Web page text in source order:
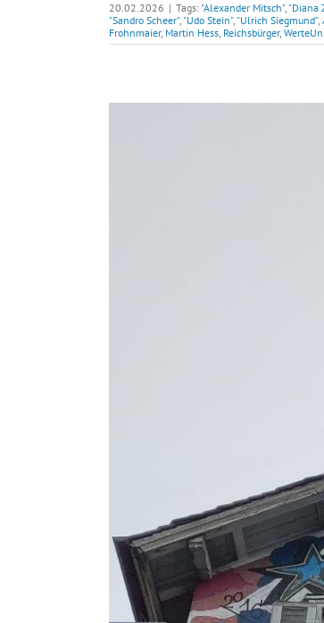
20.02.2026 | Tags: "Alexander Mitsch", "Diana
"Sandro Scheer", "Udo Stein", "Ulrich Siegmund",
Frohnmaier, Martin Hess, Reichsbürger,